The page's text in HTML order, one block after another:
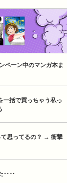
ペーン中のマンガ本ま
一括で買っちゃう私っ
て思ってるの？ → 衝撃
た‥‥